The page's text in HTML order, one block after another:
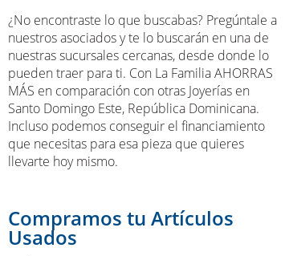
¿No encontraste lo que buscabas? Pregúntale a
nuestros asociados y te lo buscarán en una de
nuestras sucursales cercanas, desde donde lo
pueden traer para ti. Con La Familia AHORRAS
MÁS en comparación con otras Joyerías en
Santo Domingo Este, República Dominicana.
Incluso podemos conseguir el financiamiento
que necesitas para esa pieza que quieres
llevarte hoy mismo.
Compramos tu Artículos
Usados